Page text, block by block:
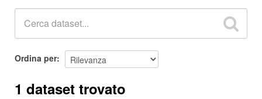
Ordina per
1 dataset trovato